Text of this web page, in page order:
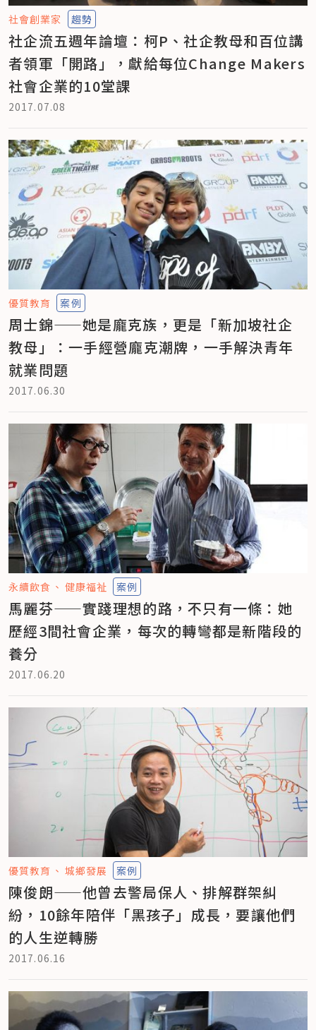
社會創業家 趨勢
社企流五週年論壇：柯P、社企教母和百位講
者領軍「開路」，獻給每位Change Makers
社會企業的10堂課
2017.07.08
優質教育 案例
周士錦——她是龐克族，更是「新加坡社企
教母」：一手經營龐克潮牌，一手解決青年
就業問題
2017.06.30
永續飲食 健康福祉 案例
馬麗芬——實踐理想的路，不只有一條：她
歷經3間社會企業，每次的轉彎都是新階段的
養分
2017.06.20
優質教育 城鄉發展 案例
陳俊朗——他曾去警局保人、排解群架糾
紛，10餘年陪伴「黑孩子」成長，要讓他們
的人生逆轉勝
2017.06.16